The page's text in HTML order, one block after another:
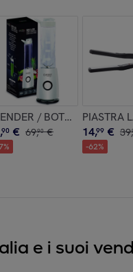
TOTALE
/ BOTTIGLIA
,90 € 69,90 €
%
PIASTRA
14,99 € 39,
-62%
e i suoi